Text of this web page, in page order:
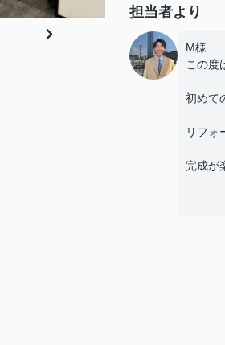
担当者より
M様
この度
初めて
リフォ
完成が